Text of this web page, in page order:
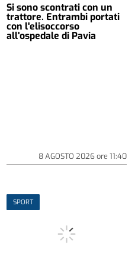
Si sono scontrati con un
trattore. Entrambi portati
con l'elisoccorso
all'ospedale di Pavia
8 AGOSTO 2026ore 11:40
SPORT